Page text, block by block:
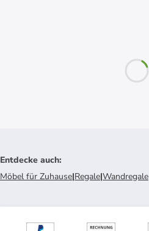
Entdecke auch:
Möbel für Zuhause|Regale|Wandregale